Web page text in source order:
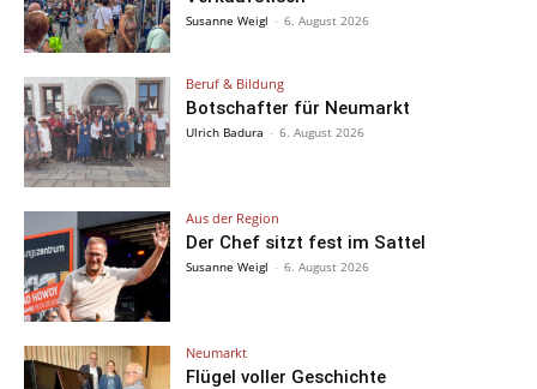
Susanne Weigl - 6. August 2026
Beruf & Bildung
Botschafter für Neumarkt
Ulrich Badura - 6. August 2026
Aus der Region
Der Chef sitzt fest im Sattel
Susanne Weigl - 6. August 2026
Neumarkt
Flügel voller Geschichte